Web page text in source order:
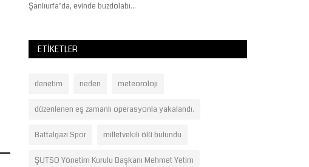
Şanlıurfa’da, evinde buzdolabı...
ETIKETLER
denetim neden meteoroloji
düzenlenen eş zamanlı operasyonla yakalandı.
Battalgazi Spor milletvekili ölü bulundu
ŞUTSO Yönetim Kurulu Başkanı Mehmet Yetim